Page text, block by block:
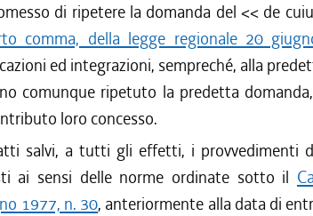
di ripetere la domanda del << de
comma, della legge regionale 20
ed integrazioni, sempreché, alla
comunque ripetuto la predetta
loro concesso.
salvi, a tutti gli effetti, i provvedimenti
ai sensi delle norme ordinate sotto il
1977, n. 30, anteriormente alla data di